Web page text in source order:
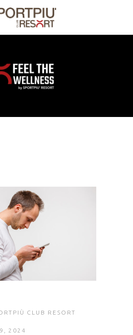
CLUB RESORT
2024